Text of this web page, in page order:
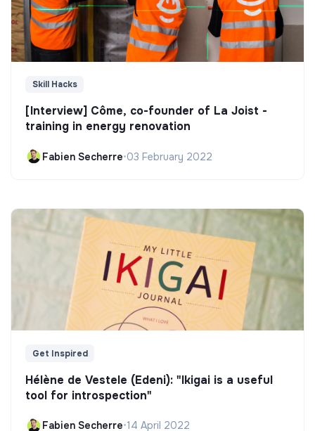
Skill Hacks
[Interview] Côme, co-founder of La Joist -
training in energy renovation
Fabien Secherre•03 February 2022
Get Inspired
Hélène de Vestele (Edeni): "Ikigai is a useful
tool for introspection"
Fabien Secherre•14 April 2022